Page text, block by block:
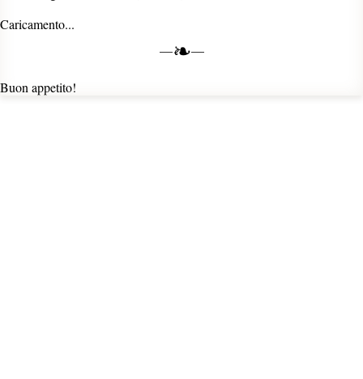
Caricamento...
❧
Buon appetito!